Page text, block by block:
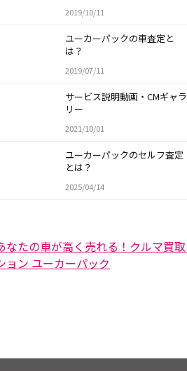
2019/10/11
ユーカーパックの車査定と
は？
2019/07/11
サービス説明動画・CMギャラ
リー
2021/10/01
ユーカーパックのセルフ査定
とは？
2025/04/14